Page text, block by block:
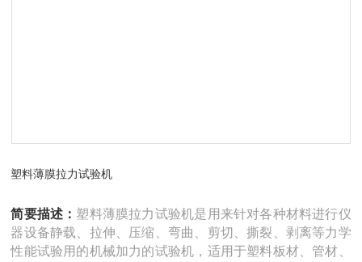
塑料薄膜拉力试验机
简要描述： 塑料薄膜拉力试验机是用来针对各种材料进行仪
器设备静载、拉伸、压缩、弯曲、剪切、撕裂、剥离等力学
性能试验用的机械加力的试验机，适用于塑料板材、管材、